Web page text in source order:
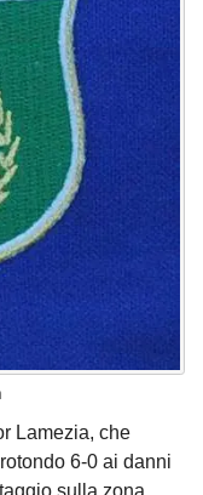
Lamezia, che
6-0 ai danni
sulla zona